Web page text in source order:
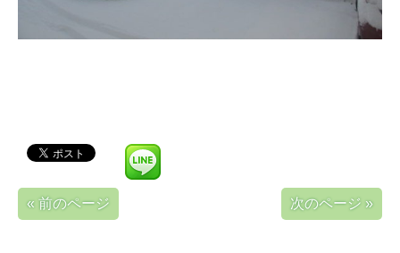
« 前のページ 次のページ »